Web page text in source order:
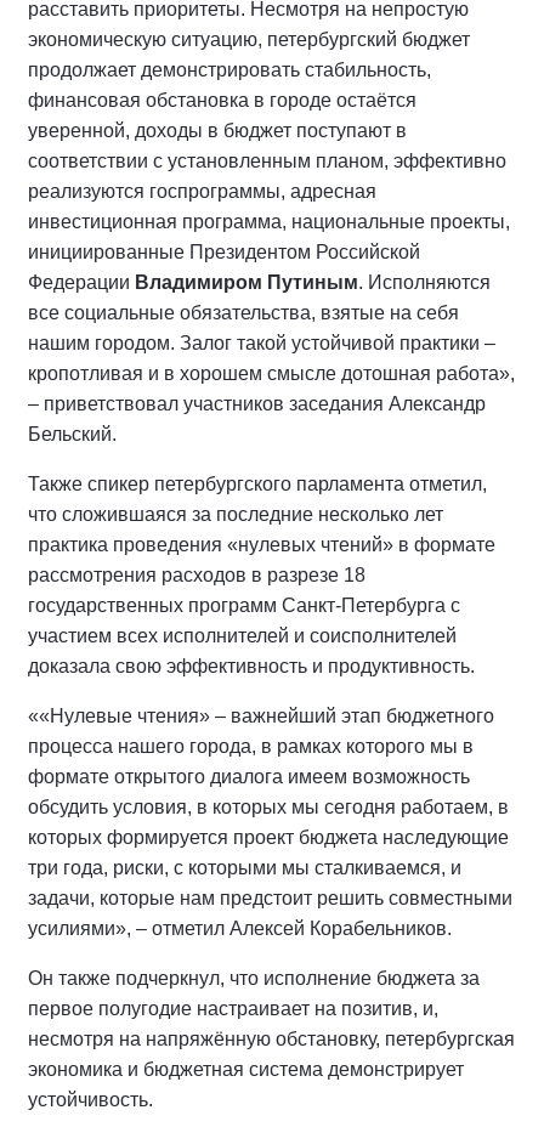
расставить приоритеты. Несмотря на непростую
экономическую ситуацию, петербургский бюджет
продолжает демонстрировать стабильность,
финансовая обстановка в городе остаётся
уверенной, доходы в бюджет поступают в
соответствии с установленным планом, эффективно
реализуются госпрограммы, адресная
инвестиционная программа, национальные проекты,
инициированные Президентом Российской
Федерации Владимиром Путиным. Исполняются
все социальные обязательства, взятые на себя
нашим городом. Залог такой устойчивой практики –
кропотливая и в хорошем смысле дотошная работа»,
– приветствовал участников заседания Александр
Бельский.
Также спикер петербургского парламента отметил,
что сложившаяся за последние несколько лет
практика проведения «нулевых чтений» в формате
рассмотрения расходов в разрезе 18
государственных программ Санкт-Петербурга с
участием всех исполнителей и соисполнителей
доказала свою эффективность и продуктивность.
««Нулевые чтения» – важнейший этап бюджетного
процесса нашего города, в рамках которого мы в
формате открытого диалога имеем возможность
обсудить условия, в которых мы сегодня работаем, в
которых формируется проект бюджета наследующие
три года, риски, с которыми мы сталкиваемся, и
задачи, которые нам предстоит решить совместными
усилиями», – отметил Алексей Корабельников.
Он также подчеркнул, что исполнение бюджета за
первое полугодие настраивает на позитив, и,
несмотря на напряжённую обстановку, петербургская
экономика и бюджетная система демонстрирует
устойчивость.